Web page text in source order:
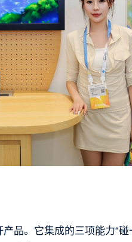
品。它集成的三项能力“